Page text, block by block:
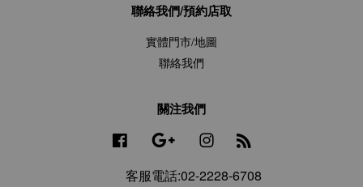
聯絡我們/預約店取
實體門市/地圖
聯絡我們
關注我們
Facebook Google Instagram
客服電話:02-2228-6708